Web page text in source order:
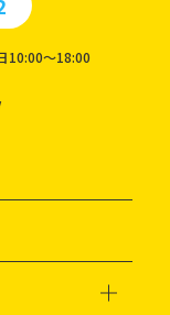
10:00～18:00